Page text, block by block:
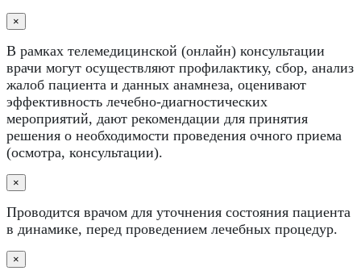
×
В рамках телемедицинской (онлайн) консультации
врачи могут осуществляют профилактику, сбор, анализ
жалоб пациента и данных анамнеза, оценивают
эффективность лечебно-диагностических
мероприятий, дают рекомендации для принятия
решения о необходимости проведения очного приема
(осмотра, консультации).
×
Проводится врачом для уточнения состояния пациента
в динамике, перед проведением лечебных процедур.
×